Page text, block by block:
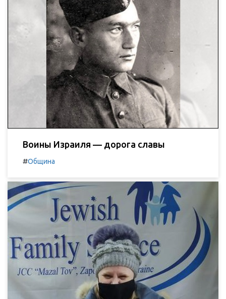
Воины Израиля — дорога славы
#Община